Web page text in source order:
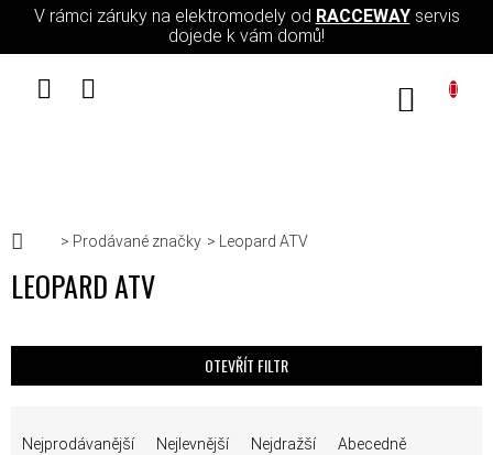
Přejít na obsah
V rámci záruky na elektromodely od RACCEWAYservis
dojede k vám domů!
Domů
Prodávané značky Leopard ATV
LEOPARD ATV
OTEVŘÍT FILTR
Nejprodávanější Nejlevnější Nejdražší Abecedně